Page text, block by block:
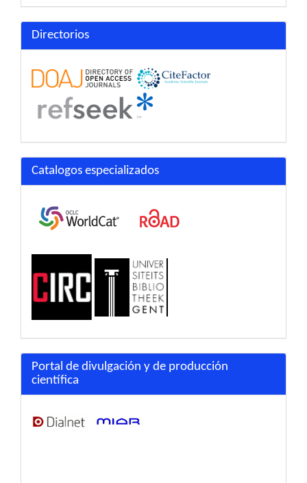
Directorios
Catalogos especializados
Portal de divulgación y de producción
científica